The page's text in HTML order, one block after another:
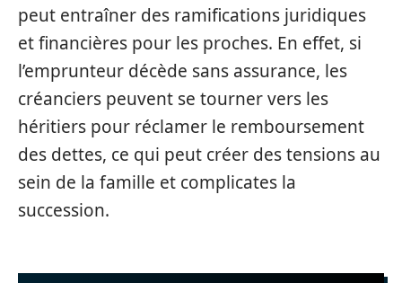
peut entraîner des ramifications juridiques
et financières pour les proches. En effet, si
l’emprunteur décède sans assurance, les
créanciers peuvent se tourner vers les
héritiers pour réclamer le remboursement
des dettes, ce qui peut créer des tensions au
sein de la famille et complicates la
succession.